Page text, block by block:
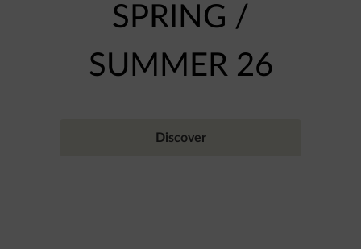
SPRING /
SUMMER 26
Discover